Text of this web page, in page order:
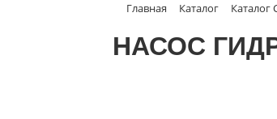
Главная Каталог Каталог
НАСОС